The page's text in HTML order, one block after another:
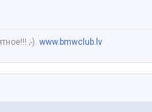
;-). www.bmwclub.lv